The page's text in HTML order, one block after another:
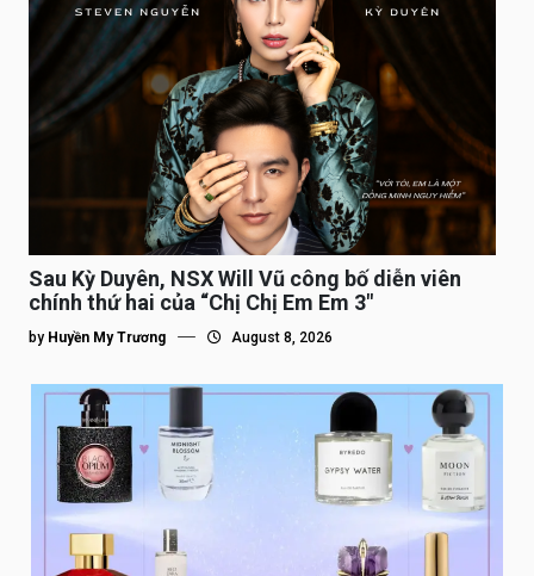
Sau Kỳ Duyên, NSX Will Vũ công bố diễn viên
chính thứ hai của “Chị Chị Em Em 3″
by Huyền My Trương August 8, 2026